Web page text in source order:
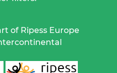
of Ripess Europe